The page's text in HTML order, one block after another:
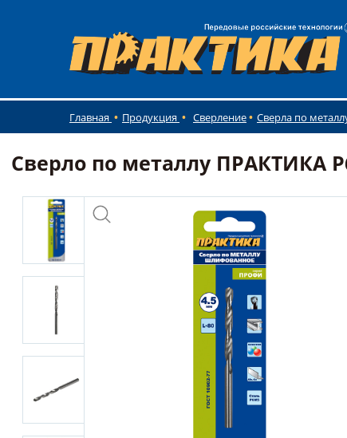
Главная Продукция Сверление Сверла по
Сверло по металлу ПРАКТИКА